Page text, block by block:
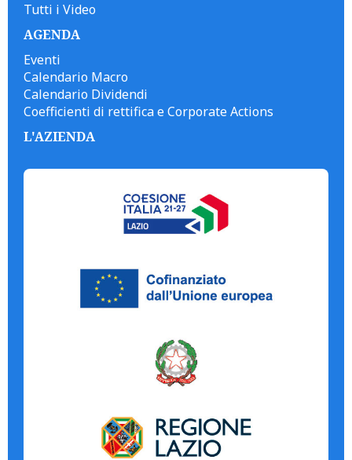
Tutti i Video
AGENDA
Eventi
Calendario Macro
Calendario Dividendi
Coefficienti di rettifica e Corporate Actions
L'AZIENDA